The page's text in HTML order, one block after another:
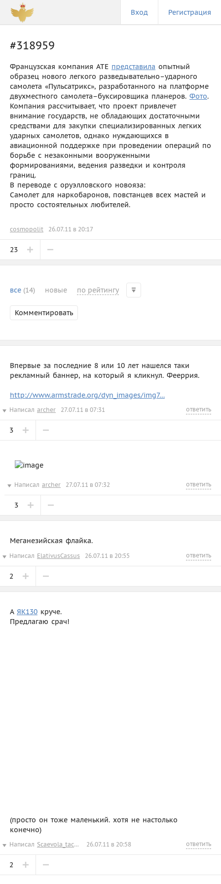
Вход Регистрация
#318959
Французская компания ATE представила опытный
образец нового легкого разведывательно–ударного
самолета «Пульсатрикс», разработанного на платформе
двухместного самолета–буксировщика планеров. Фото.
Компания рассчитывает, что проект привлечет
внимание государств, не обладающих достаточными
средствами для закупки специализированных легких
ударных самолетов, однако нуждающихся в
авиационной поддержке при проведении операций по
борьбе с незаконными вооруженными
формированиями, ведения разведки и контроля
границ.
В переводе с оруэлловского новояза:
Самолет для наркобаронов, повстанцев всех мастей и
просто состоятельных любителей.
cosmopolit 26.07.11 в 20:17
23
все (14) новые по рейтингу
Комментировать
Впервые за последние 8 или 10 лет нашелся таки
рекламный баннер, на который я кликнул. Фееррия.
http://www.armstrade.org/dyn_images/img7…
Написал archer 27.07.11 в 07:31 ответить
3
Написал archer 27.07.11 в 07:32 ответить
3
Меганезийская флайка.
Написал ElativusCassus 26.07.11 в 20:55 ответить
2
А ЯК130 круче.
Предлагаю срач!
(просто он тоже маленький. хотя не настолько
конечно)
Написал Scaevola_taccada 26.07.11 в 20:58 ответить
2